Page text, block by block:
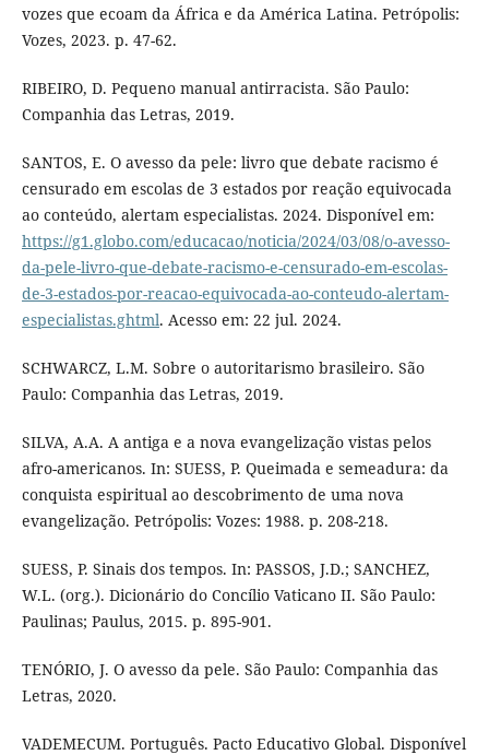
vozes que ecoam da África e da América Latina. Petrópolis:
Vozes, 2023. p. 47-62.
RIBEIRO, D. Pequeno manual antirracista. São Paulo:
Companhia das Letras, 2019.
SANTOS, E. O avesso da pele: livro que debate racismo é
censurado em escolas de 3 estados por reação equivocada
ao conteúdo, alertam especialistas. 2024. Disponível em:
https://g1.globo.com/educacao/noticia/2024/03/08/o-avesso-
da-pele-livro-que-debate-racismo-e-censurado-em-escolas-
de-3-estados-por-reacao-equivocada-ao-conteudo-alertam-
especialistas.ghtml. Acesso em: 22 jul. 2024.
SCHWARCZ, L.M. Sobre o autoritarismo brasileiro. São
Paulo: Companhia das Letras, 2019.
SILVA, A.A. A antiga e a nova evangelização vistas pelos
afro-americanos. In: SUESS, P. Queimada e semeadura: da
conquista espiritual ao descobrimento de uma nova
evangelização. Petrópolis: Vozes: 1988. p. 208-218.
SUESS, P. Sinais dos tempos. In: PASSOS, J.D.; SANCHEZ,
W.L. (org.). Dicionário do Concílio Vaticano II. São Paulo:
Paulinas; Paulus, 2015. p. 895-901.
TENÓRIO, J. O avesso da pele. São Paulo: Companhia das
Letras, 2020.
VADEMECUM. Português. Pacto Educativo Global. Disponível